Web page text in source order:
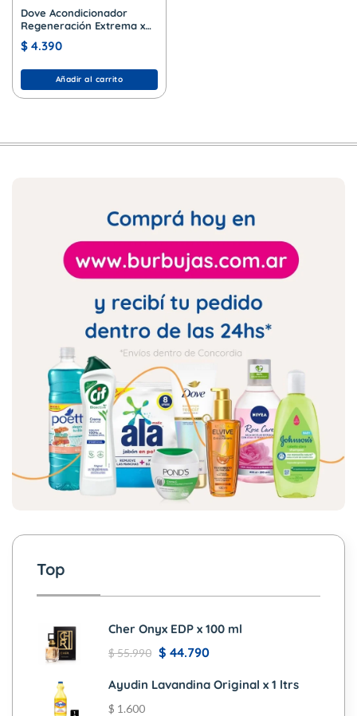
Dove Acondicionador
Regeneración Extrema x
200 ml.
$ 4.390
Añadir al carrito
Top
Cher Onyx EDP x 100 ml
$55.990 $ 44.790
Ayudin Lavandina Original x 1 ltrs
$ 1.600